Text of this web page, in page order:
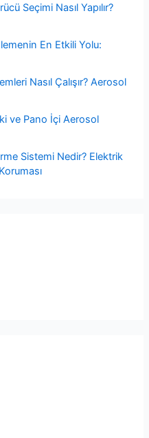
Seçimi Nasıl Yapılır?
En Etkili Yolu:
Nasıl Çalışır? Aerosol
ve Pano İçi Aerosol
Sistemi Nedir? Elektrik